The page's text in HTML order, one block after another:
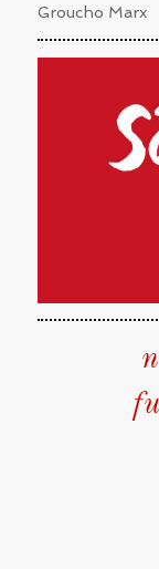
Groucho Marx